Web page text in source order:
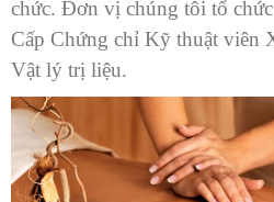
chức. Đơn vị chúng tôi tổ
Cấp Chứng chỉ Kỹ thuật viên
Vật lý trị liệu.